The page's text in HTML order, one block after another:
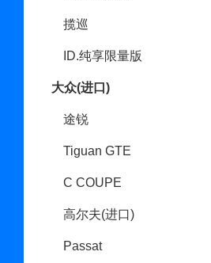
揽巡
ID.纯享限量版
大众(进口)
途锐
Tiguan GTE
C COUPE
高尔夫(进口)
Passat